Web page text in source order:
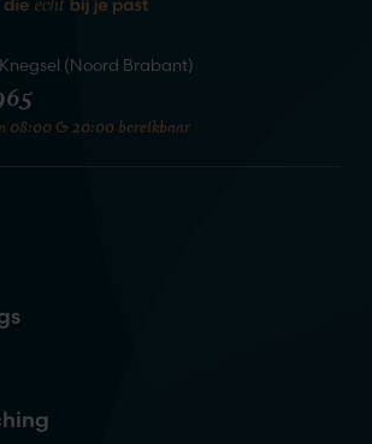
(Noord Brabant)
08:00 & 20:00 bereikbaar
te springen om